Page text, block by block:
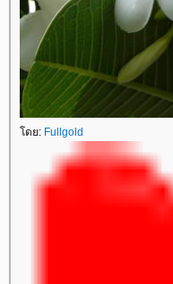
ดย: Fullgold